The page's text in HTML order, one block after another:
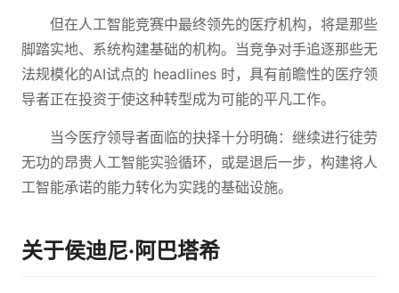
但在人工智能竞赛中最终领先的医疗机构，将是那些
脚踏实地、系统构建基础的机构。当竞争对手追逐那些无
法规模化的AI试点的 headlines 时，具有前瞻性的医疗领
导者正在投资于使这种转型成为可能的平凡工作。
当今医疗领导者面临的抉择十分明确：继续进行徒劳
无功的昂贵人工智能实验循环，或是退后一步，构建将人
工智能承诺的能力转化为实践的基础设施。
关于侯迪尼·阿巴塔希